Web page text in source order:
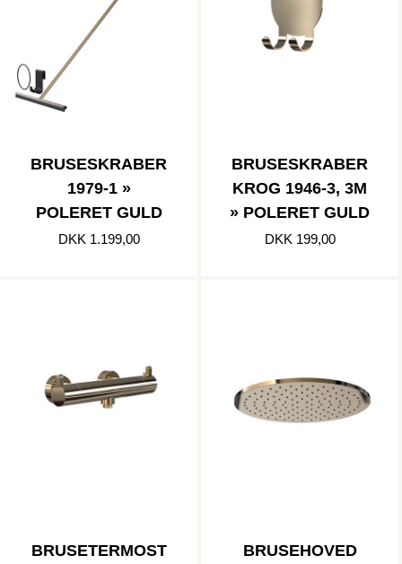
BRUSESKRABER
1979-1 »
POLERET GULD
DKK 1.199,00
BRUSESKRABER
KROG 1946-3, 3M
» POLERET GULD
DKK 199,00
BRUSETERMOST
BRUSEHOVED